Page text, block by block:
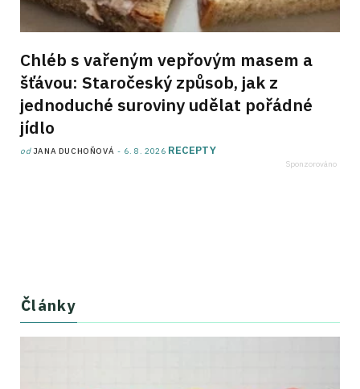
Chléb s vařeným vepřovým masem a
šťávou: Staročeský způsob, jak z
jednoduché suroviny udělat pořádné
jídlo
od JANA DUCHOŇOVÁ 6. 8. 2026 RECEPTY
Články